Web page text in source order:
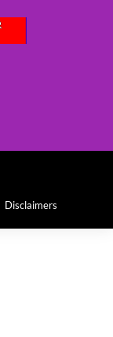
Disclaimers